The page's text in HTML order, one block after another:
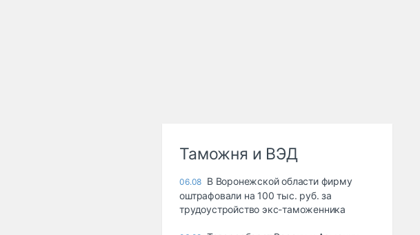
Таможня и ВЭД
06.08 В Воронежской области фирму
оштрафовали на 100 тыс. руб. за
трудоустройство экс-таможенника